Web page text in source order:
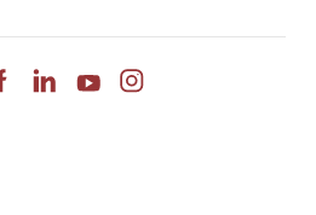
LinkedInYouTubeInstagram